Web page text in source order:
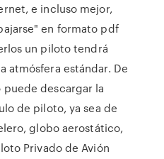
e incluso mejor,
en formato pdf
un piloto tendrá
atmósfera estándar. De
descargar la
de piloto, ya sea de
globo aerostático,
Privado de Avión